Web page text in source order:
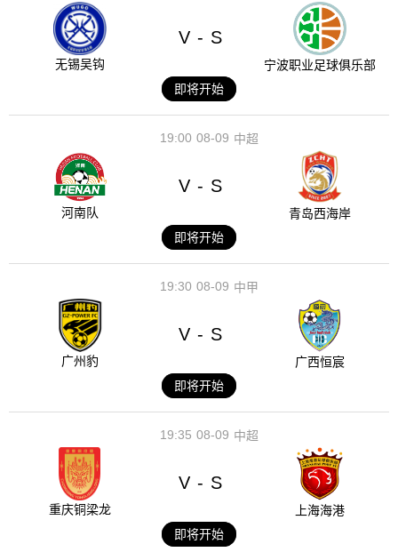
无锡吴钩
V - S
宁波职业足球俱乐部
即将开始
08-09
19:00 中超
河南队
V - S
青岛西海岸
即将开始
08-09
19:30 中甲
广州豹
V - S
广西恒宸
即将开始
08-09
19:35 中超
重庆铜梁龙
V - S
上海海港
即将开始